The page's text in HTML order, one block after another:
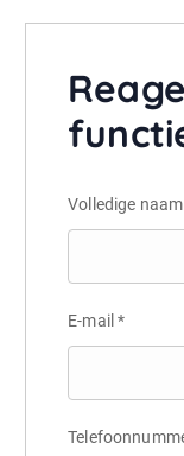
Volledige
E-mail*